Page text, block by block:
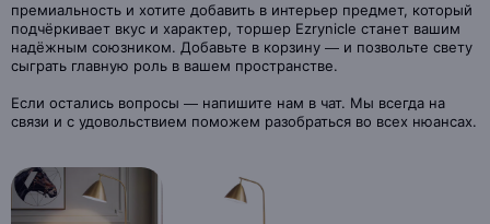
премиальность и хотите добавить в интерьер предмет, который
подчёркивает вкус и характер, торшер Ezrynicle станет вашим
надёжным союзником. Добавьте в корзину — и позвольте свету
сыграть главную роль в вашем пространстве.
Если остались вопросы — напишите нам в чат. Мы всегда на
связи и с удовольствием поможем разобраться во всех нюансах.